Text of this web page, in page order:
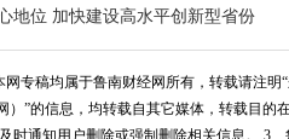
地位 加快建设高水平创新型省份
专稿均属于鲁南财经网所有，转载请注明
）”的信息，均转载自其它媒体，转载目
时通知用户删除或强制删除相关信息。 3